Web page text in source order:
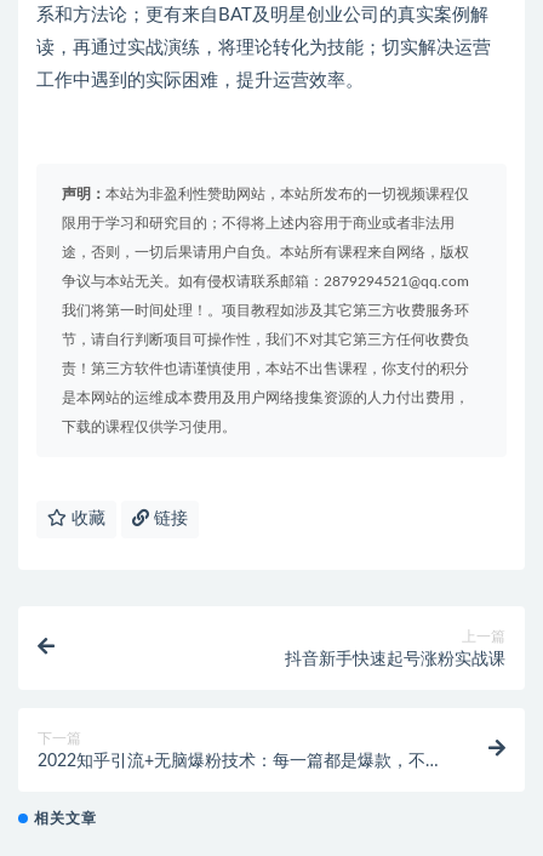
系和方法论；更有来自BAT及明星创业公司的真实案例解
读，再通过实战演练，将理论转化为技能；切实解决运营
工作中遇到的实际困难，提升运营效率。
声明： 本站为非盈利性赞助网站，本站所发布的一切视频课程仅
限用于学习和研究目的；不得将上述内容用于商业或者非法用
途，否则，一切后果请用户自负。本站所有课程来自网络，版权
争议与本站无关。如有侵权请联系邮箱：2879294521@qq.com
我们将第一时间处理！。项目教程如涉及其它第三方收费服务环
节，请自行判断项目可操作性，我们不对其它第三方任何收费负
责！第三方软件也请谨慎使用，本站不出售课程，你支付的积分
是本网站的运维成本费用及用户网络搜集资源的人力付出费用，
下载的课程仅供学习使用。
收藏 链接
上一篇
抖音新手快速起号涨粉实战课
下一篇
2022知乎引流+无脑爆粉技术：每一篇都是爆款，不吹
相关文章